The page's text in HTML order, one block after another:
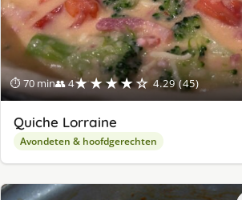
⏱ 70 min👥 4★★★★☆ 4.29 (45)
Quiche Lorraine
Avondeten & hoofdgerechten